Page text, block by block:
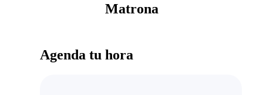
Matrona
Agenda tu hora